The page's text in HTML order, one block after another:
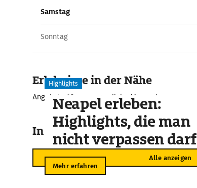
Samstag
Sonntag
Erlebnisse in der Nähe
Angebote für unvergessliche Momente
In der Umgebung
Alle anzeigen
Highlights
Neapel erleben:
Highlights, die man
nicht verpassen darf
Mehr erfahren